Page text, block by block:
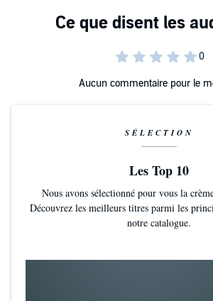
Aucun commentaire pour le
SÉLECTION
Les Top 10
Nous avons sélectionné pour vous la
Découvrez les meilleurs titres parmi les
notre catalogue.